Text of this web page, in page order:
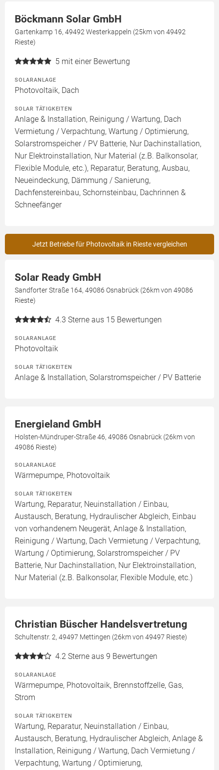
Böckmann Solar GmbH
Gartenkamp 16, 49492 Westerkappeln (25km von 49492
Rieste)
5 mit einer Bewertung
SOLARANLAGE
Photovoltaik, Dach
SOLAR TÄTIGKEITEN
Anlage & Installation, Reinigung / Wartung, Dach
Vermietung / Verpachtung, Wartung / Optimierung,
Solarstromspeicher / PV Batterie, Nur Dachinstallation,
Nur Elektroinstallation, Nur Material (z.B. Balkonsolar,
Flexible Module, etc.), Reparatur, Beratung, Ausbau,
Neueindeckung, Dämmung / Sanierung,
Dachfenstereinbau, Schornsteinbau, Dachrinnen &
Schneefänger
Jetzt Betriebe für Photovoltaik in Rieste vergleichen
Solar Ready GmbH
Sandforter Straße 164, 49086 Osnabrück (26km von 49086
Rieste)
4.3 Sterne aus 15 Bewertungen
SOLARANLAGE
Photovoltaik
SOLAR TÄTIGKEITEN
Anlage & Installation, Solarstromspeicher / PV Batterie
Energieland GmbH
Holsten-Mündruper-Straße 46, 49086 Osnabrück (26km von
49086 Rieste)
SOLARANLAGE
Wärmepumpe, Photovoltaik
SOLAR TÄTIGKEITEN
Wartung, Reparatur, Neuinstallation / Einbau,
Austausch, Beratung, Hydraulischer Abgleich, Einbau
von vorhandenem Neugerät, Anlage & Installation,
Reinigung / Wartung, Dach Vermietung / Verpachtung,
Wartung / Optimierung, Solarstromspeicher / PV
Batterie, Nur Dachinstallation, Nur Elektroinstallation,
Nur Material (z.B. Balkonsolar, Flexible Module, etc.)
Christian Büscher Handelsvertretung
Schultenstr. 2, 49497 Mettingen (26km von 49497 Rieste)
4.2 Sterne aus 9 Bewertungen
SOLARANLAGE
Wärmepumpe, Photovoltaik, Brennstoffzelle, Gas,
Strom
SOLAR TÄTIGKEITEN
Wartung, Reparatur, Neuinstallation / Einbau,
Austausch, Beratung, Hydraulischer Abgleich, Anlage &
Installation, Reinigung / Wartung, Dach Vermietung /
Verpachtung, Wartung / Optimierung,